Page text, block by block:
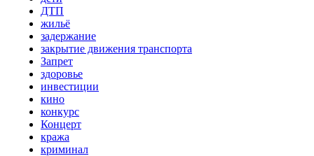
ДТП
жильё
задержание
закрытие движения транспорта
Запрет
здоровье
инвестиции
кино
конкурс
Концерт
кража
криминал